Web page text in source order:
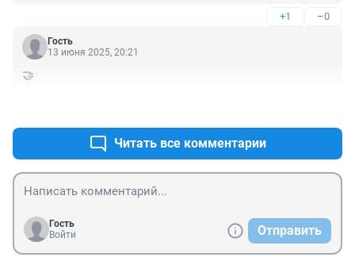
+1 –0
Гость
13 июня 2025, 20:21
🤝
Читать все комментарии
Гость
Войти
Отправить